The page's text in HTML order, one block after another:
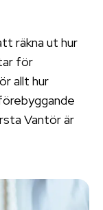
räkna ut hur
för
allt hur
Vantör är